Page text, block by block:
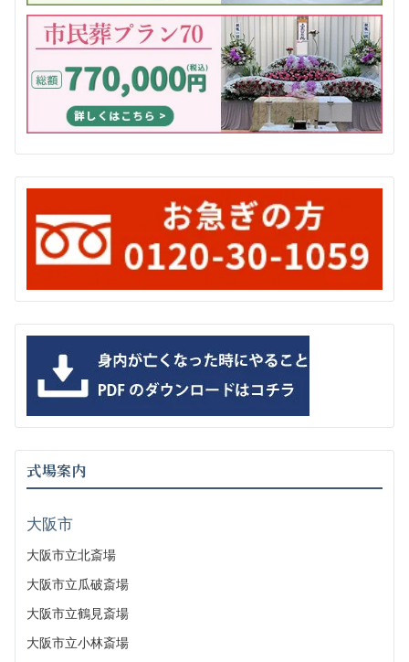
式場案内
大阪市
大阪市立北斎場
大阪市立瓜破斎場
大阪市立鶴見斎場
大阪市立小林斎場